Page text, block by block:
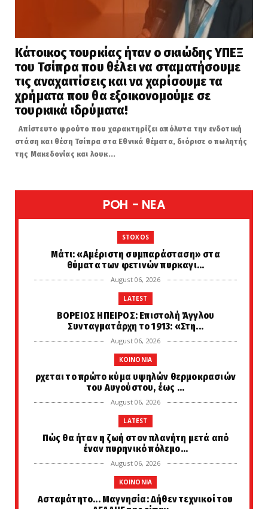
Κάτοικος τουρκίας ήταν ο σκιώδης ΥΠΕΞ
του Τσίπρα που θέλει να σταματήσουμε
τις αναχαιτίσεις και να χαρίσουμε τα
χρήματα που θα εξοικονομούμε σε
τουρκικά ιδρύματα!
Απίστευτο φρούτο που χαρακτηρίζει απόλυτα την ενδοτική
στάση και θέση Τσίπρα στα Εθνικά θέματα, διόρισε ο πωλητής
της Μακεδονίας και λουκ...
POH - NEA
STOXOS
Μάτι: «Αμέριστη συμπαράσταση» στα
θύματα των φετινών πυρκαγι...
August 06, 2026
LATEST
ΒΟΡΕΙΟΣ ΗΠΕΙΡΟΣ: Επιστολή Άγγλου
Συνταγματάρχη το 1913: «Στη...
August 06, 2026
KOINONIA
ρχεται το πρώτο κύμα υψηλών θερμοκρασιών
του Αυγούστου, έως ...
August 06, 2026
LATEST
Πώς θα ήταν η ζωή στον πλανήτη μετά από
έναν πυρηνικό πόλεμο...
August 06, 2026
KOINONIA
Ασταμάτητο... Μαγνησία: Δήθεν τεχνικοί του